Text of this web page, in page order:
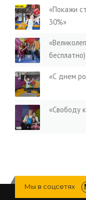
«Покажи
30%»
бесплатно)
«С днем
«Свободу
Мы в соцсетях